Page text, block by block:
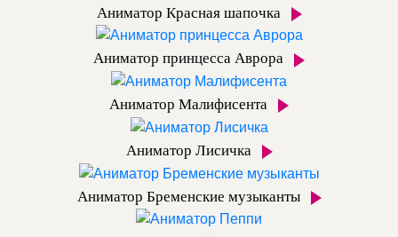
Аниматор Красная шапочка
Аниматор принцесса Аврора
Аниматор Малифисента
Аниматор Лисичка
Аниматор Бременские музыканты